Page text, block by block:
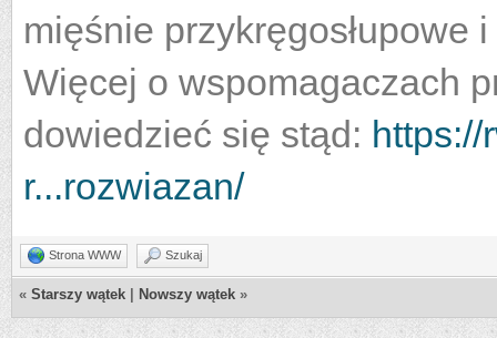
mięśnie przykręgosłupowe
Więcej o wspomagaczach
dowiedzieć się stąd: https://
r...rozwiazan/
Strona WWW Szukaj
« Starszy wątek Nowszy wątek »